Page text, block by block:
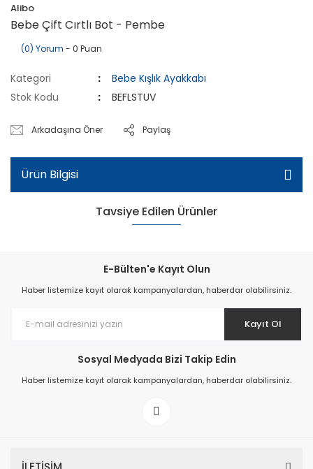
Alibo
Bebe Çift Cırtlı Bot - Pembe
(0) Yorum - 0 Puan
Kategori
Bebe Kışlık Ayakkabı
Stok Kodu
BEFLSTUV
Arkadaşına Öner Paylaş
Ürün Bilgisi
Tavsiye Edilen Ürünler
Bebe Çift Cırtlı Bot - Gri
E-Bülten'e Kayıt Olun
Haber listemize kayıt olarak kampanyalardan, haberdar olabilirsiniz.
Kayıt Ol
Sosyal Medyada Bizi Takip Edin
Haber listemize kayıt olarak kampanyalardan, haberdar olabilirsiniz.